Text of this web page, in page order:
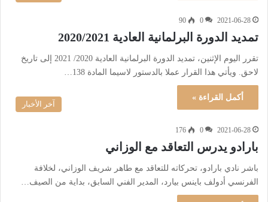
2021-06-28
0
90
تمديد الدورة البرلمانية العادية 2020/2021
‎تقرر اليوم الإثنين، تمديد الدورة البرلمانية العادية 2020/ 2021 إلى تاريخ
لاحق. ‎ويأتي هذا القرار عملا بالدستور لاسيما المادة 138…
أكمل القراءة »
آخر الأخبار
2021-06-28
0
176
بارادو يدرس التعاقد مع الوزاني
باشر نادي بارادو، تحركاته للتعاقد مع طاهر شريف الوزاني، لخلافة
الفرنسي أدولف باينس بيارد، المدير الفني السابق، بداية من الصيف…